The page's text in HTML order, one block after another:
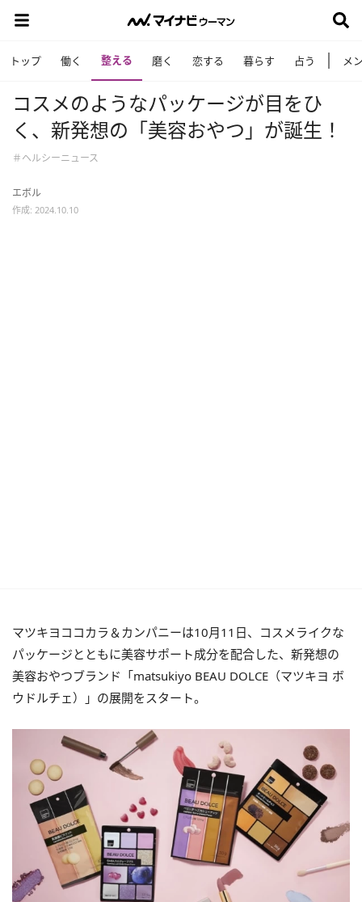
トップ 働く 整える 磨く 恋する 暮らす 占う メ
コスメのようなパッケージが目をひ
く、新発想の「美容おやつ」が誕生！
＃ヘルシーニュース
エボル
作成: 2024.10.10
マツキヨココカラ＆カンパニーは10月11日、コスメライクな
パッケージとともに美容サポート成分を配合した、新発想の
美容おやつブランド「matsukiyo BEAU DOLCE（マツキヨ ボ
ウドルチェ）」の展開をスタート。